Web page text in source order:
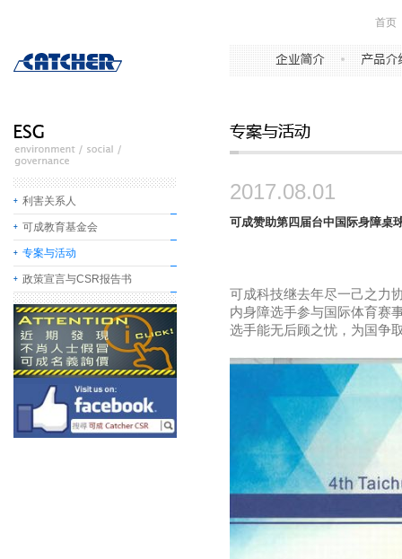
利害关系人
可成教育基金会
专案与活动
政策宣言与CSR报告书
2017.08.01
可成赞助第四届台中国际身障桌
可成科技继去年尽一己之力
内身障选手参与国际体育赛
选手能无后顾之忧，为国争
首页